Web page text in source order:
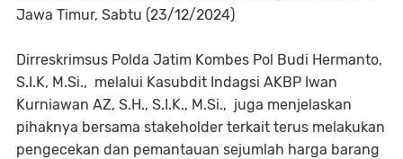
Jawa Timur, Sabtu (23/12/2024)
Dirreskrimsus Polda Jatim Kombes Pol Budi Hermanto,
S.I.K, M.Si., melalui Kasubdit Indagsi AKBP Iwan
Kurniawan AZ, S.H., S.I.K., M.Si., juga menjelaskan
pihaknya bersama stakeholder terkait terus melakukan
pengecekan dan pemantauan sejumlah harga barang